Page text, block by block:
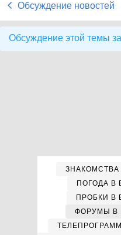
Обсуждение новостей
Обсуждение этой темы
ЗНАКОМСТВА
ПОГОДА В
ПРОБКИ В
ФОРУМЫ В